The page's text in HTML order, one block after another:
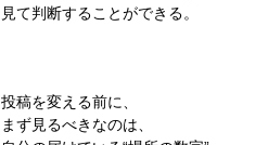
見て判断することができる。
投稿を変える前に、
まず見るべきなのは、